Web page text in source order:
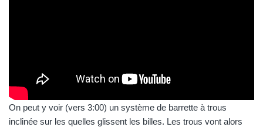
On peut y voir (vers 3:00) un système de barrette à trous
inclinée sur les quelles glissent les billes. Les trous vont alors